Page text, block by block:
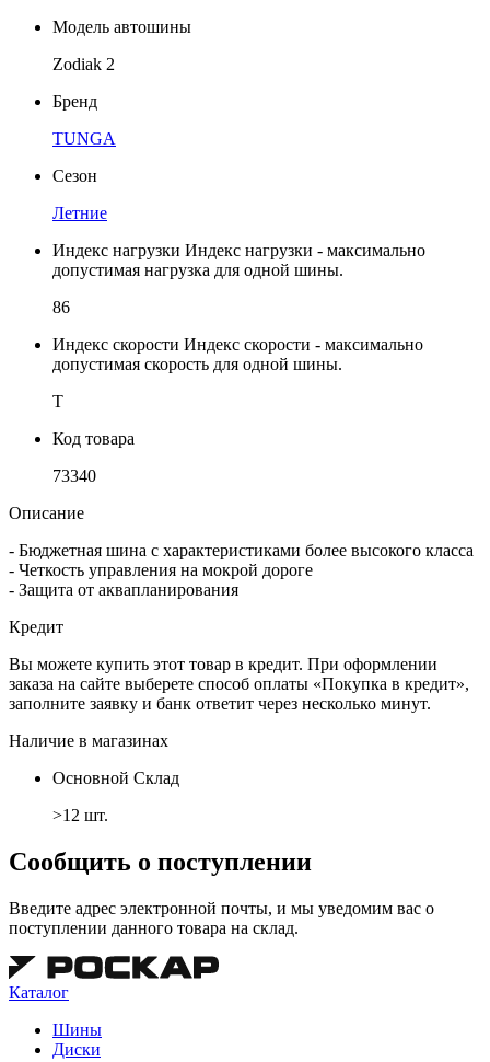
Модель автошины
Zodiak 2
Бренд
TUNGA
Сезон
Летние
Индекс нагрузки Индекс нагрузки - максимально
допустимая нагрузка для одной шины.
86
Индекс скорости Индекс скорости - максимально
допустимая скорость для одной шины.
T
Код товара
73340
Описание
- Бюджетная шина с характеристиками более высокого класса
- Четкость управления на мокрой дороге
- Защита от аквапланирования
Кредит
Вы можете купить этот товар в кредит. При оформлении
заказа на сайте выберете способ оплаты «Покупка в кредит»,
заполните заявку и банк ответит через несколько минут.
Наличие в магазинах
Основной Склад
>12 шт.
Сообщить о поступлении
Введите адрес электронной почты, и мы уведомим вас о
поступлении данного товара на склад.
Каталог
Шины
Диски